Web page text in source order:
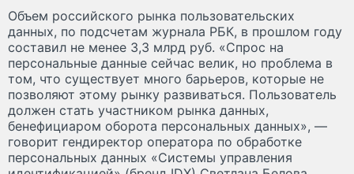
Объем российского рынка пользовательских
данных, по подсчетам журнала РБК, в прошлом году
составил не менее 3,3 млрд руб. «Спрос на
персональные данные сейчас велик, но проблема в
том, что существует много барьеров, которые не
позволяют этому рынку развиваться. Пользователь
должен стать участником рынка данных,
бенефициаром оборота персональных данных», —
говорит гендиректор оператора по обработке
персональных данных «Системы управления